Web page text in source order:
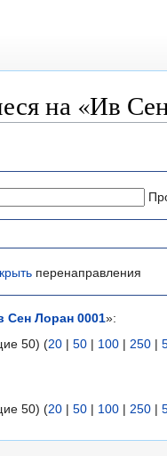
на «Ив
перенаправления
Сен Лоран 0001»:
50) (20 | 50 | 100 | 250 |
50) (20 | 50 | 100 | 250 |